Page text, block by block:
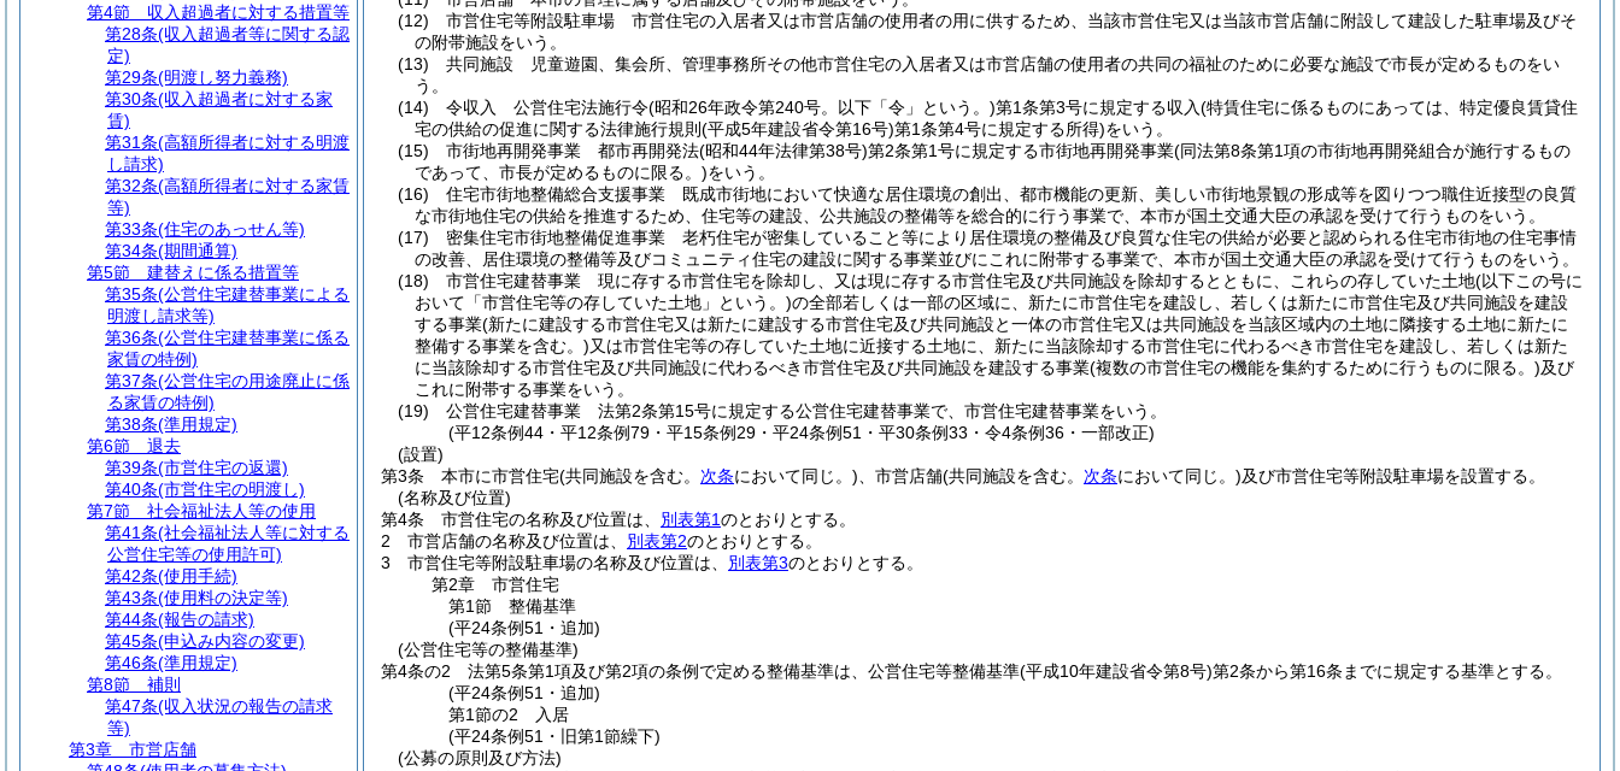
(12)
市営住宅等附設駐車場 市営住宅の入居者又は市営店舗の使用者の用に供するため、当該市営住宅又は当該市営店舗に附設して建設した駐車場及びそ
の附帯施設をいう。
(13)
共同施設 児童遊園、集会所、管理事務所その他市営住宅の入居者又は市営店舗の使用者の共同の福祉のために必要な施設で市長が定めるものをい
う。
(14)
令収入 公営住宅法施行令(昭和26年政令第240号。以下「令」という。)第1条第3号に規定する収入(特賃住宅に係るものにあっては、特定優良賃貸住
宅の供給の促進に関する法律施行規則 (平成5年建設省令第16号)第1条第4号に規定する所得)をいう。
(15)
市街地再開発事業 都市再開発法(昭和44年法律第38号)第2条第1号に規定する市街地再開発事業(同法第8条第1項の市街地再開発組合が施行するもの
であって、市長が定めるものに限る。)をいう。
(16)
住宅市街地整備総合支援事業 既成市街地において快適な居住環境の創出、都市機能の更新、美しい市街地景観の形成等を図りつつ職住近接型の良質
な市街地住宅の供給を推進するため、住宅等の建設、公共施設の整備等を総合的に行う事業で、本市が国土交通大臣の承認を受けて行うものをいう。
(17)
密集住宅市街地整備促進事業 老朽住宅が密集していること等により居住環境の整備及び良質な住宅の供給が必要と認められる住宅市街地の住宅事情
の改善、居住環境の整備等及びコミュニティ住宅の建設に関する事業並びにこれに附帯する事業で、本市が国土交通大臣の承認を受けて行うものをいう。
(18)
市営住宅建替事業 現に存する市営住宅を除却し、又は現に存する市営住宅及び共同施設を除却するとともに、これらの存していた土地(以下この号に
おいて「市営住宅等の存していた土地」という。)の全部若しくは一部の区域に、新たに市営住宅を建設し、若しくは新たに市営住宅及び共同施設を建設
する事業(新たに建設する市営住宅又は新たに建設する市営住宅及び共同施設と一体の市営住宅又は共同施設を当該区域内の土地に隣接する土地に新たに
整備する事業を含む。)又は市営住宅等の存していた土地に近接する土地に、新たに当該除却する市営住宅に代わるべき市営住宅を建設し、若しくは新た
に当該除却する市営住宅及び共同施設に代わるべき市営住宅及び共同施設を建設する事業(複数の市営住宅の機能を集約するために行うものに限る。)及び
これに附帯する事業をいう。
(19)
公営住宅建替事業 法第2条第15号に規定する公営住宅建替事業で、市営住宅建替事業をいう。
(平12条例44・平12条例79・平15条例29・平24条例51・平30条例33・令4条例36・一部改正)
(設置)
第3条
本市に市営住宅(共同施設を含む。 次条において同じ。) 、市営店舗(共同施設を含む。 次条において同じ。)及び市営住宅等附設駐車場を設置する。
(名称及び位置)
第4条
市営住宅の名称及び位置は、 別表第1のとおりとする。
2
市営店舗の名称及び位置は、 別表第2のとおりとする。
3
市営住宅等附設駐車場の名称及び位置は、 別表第3のとおりとする。
第2章
市営住宅
第1節
整備基準
(平24条例51・追加)
(公営住宅等の整備基準)
第4条の2
法第5条第1項及び第2項の条例で定める整備基準は、公営住宅等整備基準(平成10年建設省令第8号)第2条から第16条までに規定する基準とする。
(平24条例51・追加)
第1節の2
入居
(平24条例51・旧第1節繰下)
(公募の原則及び方法)
第4節
収入超過者に対する措置等
第28条(収入超過者等に関する認
定)
第29条(明渡し努力義務)
第30条(収入超過者に対する家
賃)
第31条(高額所得者に対する明渡
し請求)
第32条(高額所得者に対する家賃
等)
第33条(住宅のあっせん等)
第34条(期間通算)
第5節
建替えに係る措置等
第35条(公営住宅建替事業による
明渡し請求等)
第36条(公営住宅建替事業に係る
家賃の特例)
第37条(公営住宅の用途廃止に係
る家賃の特例)
第38条(準用規定)
第6節
退去
第39条(市営住宅の返還)
第40条(市営住宅の明渡し)
第7節
社会福祉法人等の使用
第41条(社会福祉法人等に対する
公営住宅等の使用許可)
第42条(使用手続)
第43条(使用料の決定等)
第44条(報告の請求)
第45条(申込み内容の変更)
第46条(準用規定)
第8節
補則
第47条(収入状況の報告の請求
等)
第3章
市営店舗